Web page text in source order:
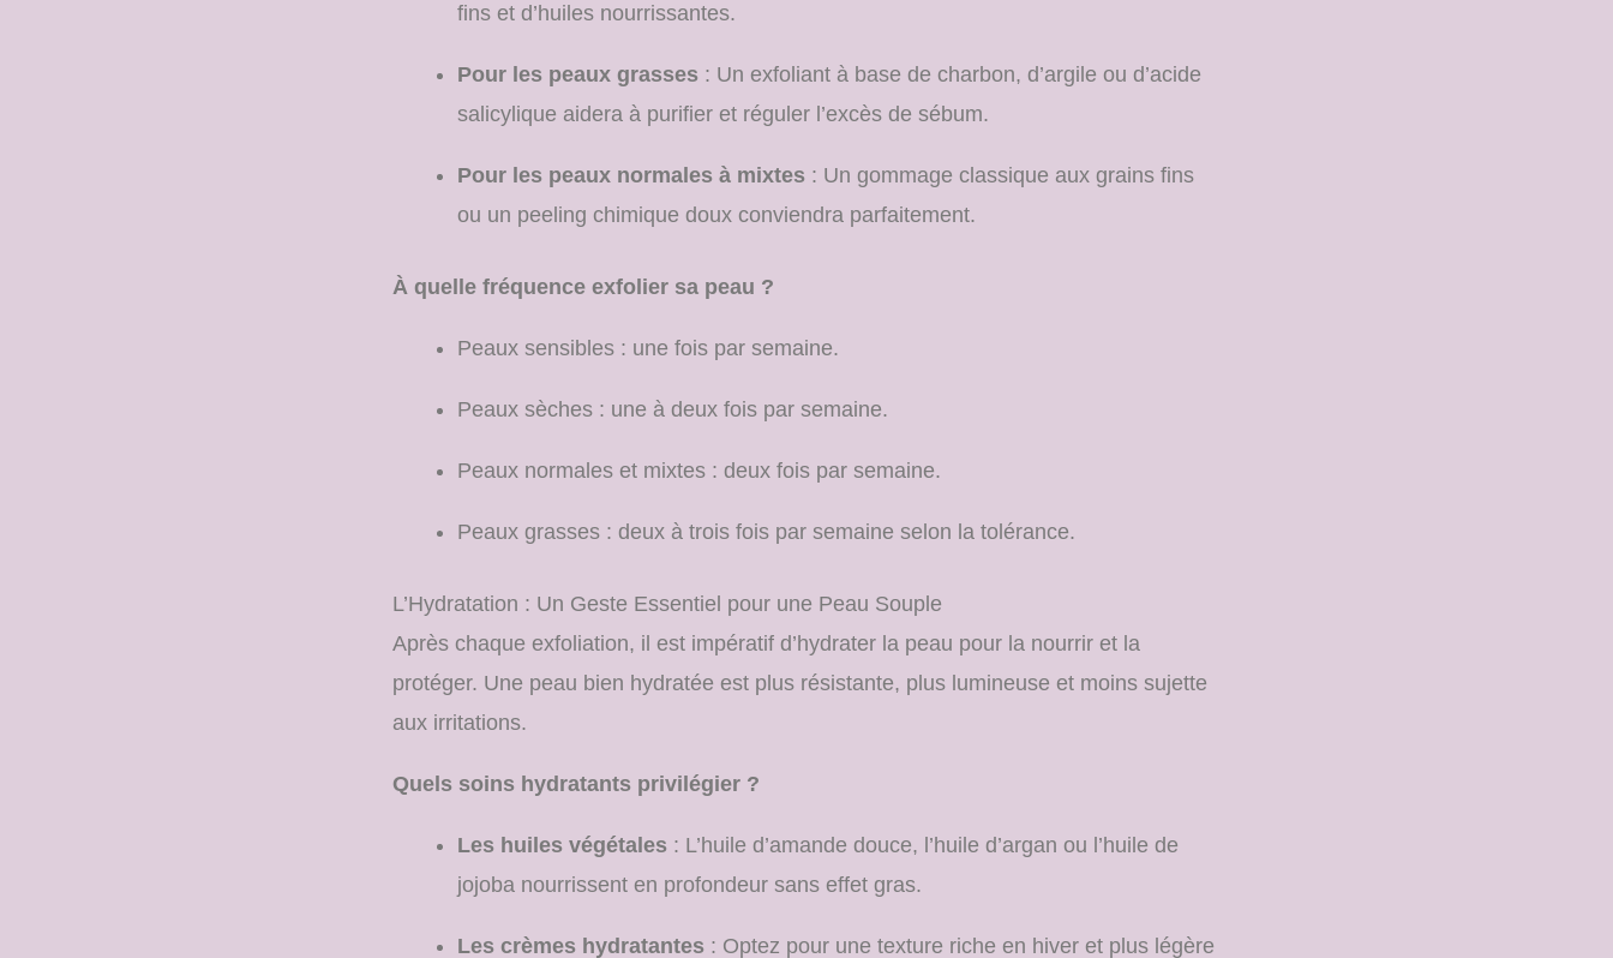
fins et d’huiles nourrissantes.
Pour les peaux grasses : Un exfoliant à base de charbon, d’argile ou d’acide
salicylique aidera à purifier et réguler l’excès de sébum.
Pour les peaux normales à mixtes : Un gommage classique aux grains fins
ou un peeling chimique doux conviendra parfaitement.
À quelle fréquence exfolier sa peau ?
Peaux sensibles : une fois par semaine.
Peaux sèches : une à deux fois par semaine.
Peaux normales et mixtes : deux fois par semaine.
Peaux grasses : deux à trois fois par semaine selon la tolérance.
L’Hydratation : Un Geste Essentiel pour une Peau Souple
Après chaque exfoliation, il est impératif d’hydrater la peau pour la nourrir et la
protéger. Une peau bien hydratée est plus résistante, plus lumineuse et moins sujette
aux irritations.
Quels soins hydratants privilégier ?
Les huiles végétales : L’huile d’amande douce, l’huile d’argan ou l’huile de
jojoba nourrissent en profondeur sans effet gras.
Les crèmes hydratantes : Optez pour une texture riche en hiver et plus légère